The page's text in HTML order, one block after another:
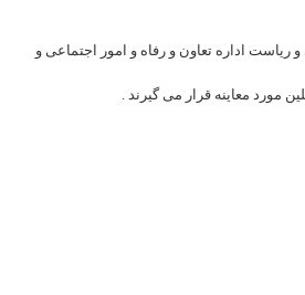
درمان شهرستان کردکوی و ریاست اداره تعاون و رفاه و امور اجتماعی و
مورد معاینه قرار می گیرند .